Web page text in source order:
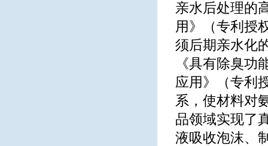
亲水后处理的
用》（专利授
须后期亲水化
《具有除臭
应用》（专利
系，使材料对
品领域实现了
液吸收泡沫、